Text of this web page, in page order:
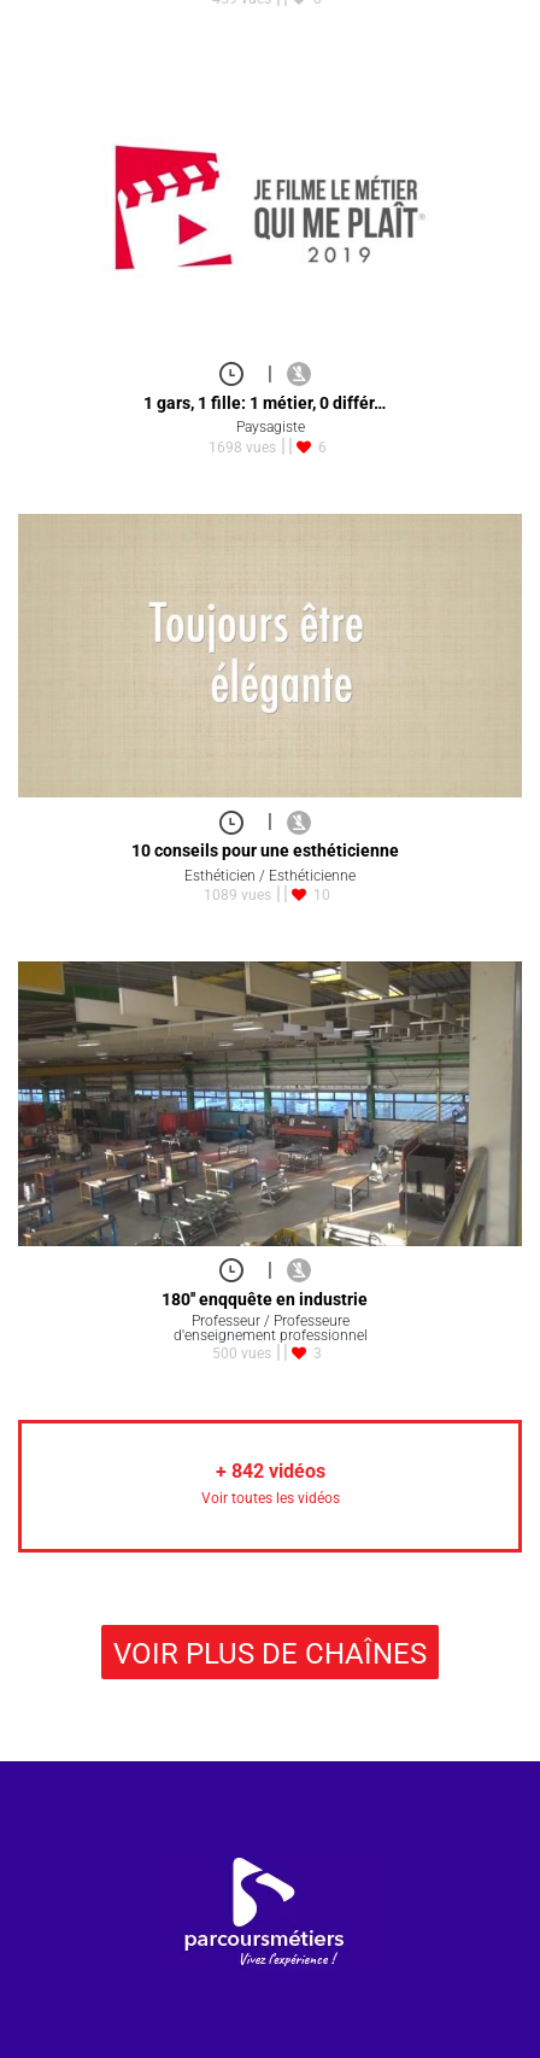
|
1 gars, 1 fille: 1 métier, 0 différ…
Paysagiste
1698 vues
6
|
10 conseils pour une esthéticienne
Esthéticien / Esthéticienne
1089 vues
10
|
180'' enqquête en industrie
Professeur / Professeure
d'enseignement professionnel
500 vues
3
+ 842vidéos
Voir toutes les vidéos
VOIR PLUS DE CHAÎNES